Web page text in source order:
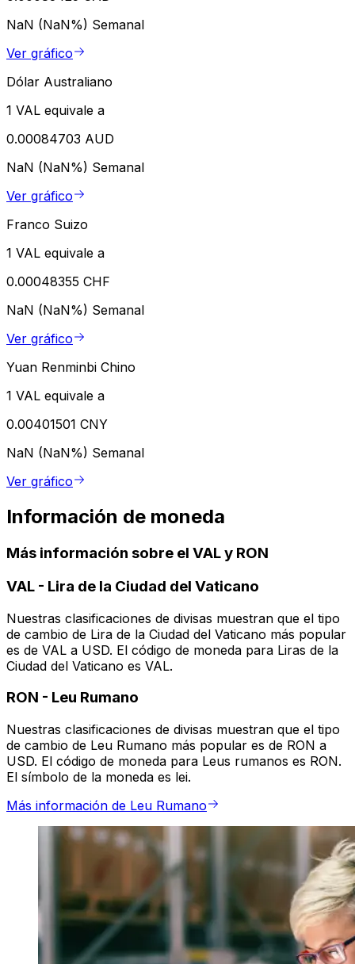
NaN (NaN%) Semanal
Ver gráfico
Dólar Australiano
1 VAL equivale a
0.00084703 AUD
NaN (NaN%) Semanal
Ver gráfico
Franco Suizo
1 VAL equivale a
0.00048355 CHF
NaN (NaN%) Semanal
Ver gráfico
Yuan Renminbi Chino
1 VAL equivale a
0.00401501 CNY
NaN (NaN%) Semanal
Ver gráfico
Información de moneda
Más información sobre el VAL y RON
VAL - Lira de la Ciudad del Vaticano
Nuestras clasificaciones de divisas muestran que el tipo
de cambio de Lira de la Ciudad del Vaticano más popular
es de VAL a USD. El código de moneda para Liras de la
Ciudad del Vaticano es VAL.
RON - Leu Rumano
Nuestras clasificaciones de divisas muestran que el tipo
de cambio de Leu Rumano más popular es de RON a
USD. El código de moneda para Leus rumanos es RON.
El símbolo de la moneda es lei.
Más información de Leu Rumano